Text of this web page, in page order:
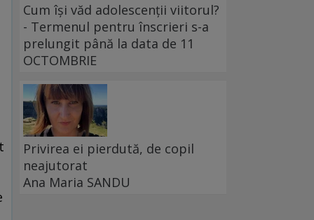
Cum își văd adolescenții viitorul?
- Termenul pentru înscrieri s-a
prelungit până la data de 11
OCTOMBRIE
Privirea ei pierdută, de copil
neajutorat
Ana Maria SANDU